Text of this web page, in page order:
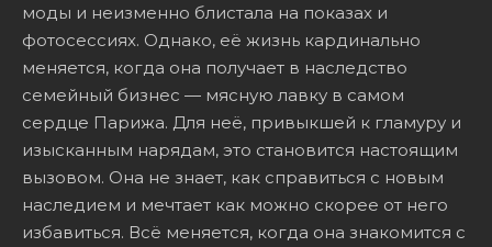
моды и неизменно блистала на показах и
фотосессиях. Однако, её жизнь кардинально
меняется, когда она получает в наследство
семейный бизнес — мясную лавку в самом
сердце Парижа. Для неё, привыкшей к гламуру и
изысканным нарядам, это становится настоящим
вызовом. Она не знает, как справиться с новым
наследием и мечтает как можно скорее от него
избавиться. Всё меняется, когда она знакомится с